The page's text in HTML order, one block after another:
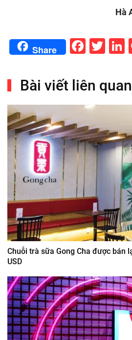
Hà
Share
Bài viết liên quan
Chuỗi trà sữa Gong Cha được bán
USD